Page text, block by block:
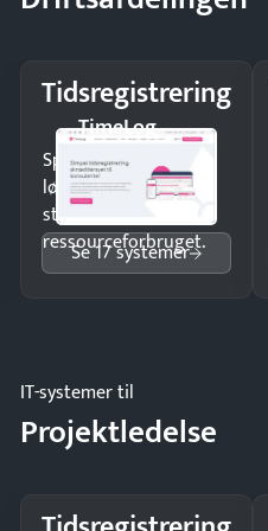
Tidsregistrering
TimeLog
Spar tid på
lønberegning og få
styr på
ressourceforbruget.
Se 17 systemer
IT-systemer til
Projektledelse